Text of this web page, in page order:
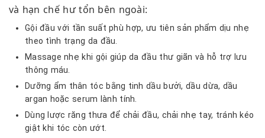
và hạn chế hư tổn bên ngoài:
Gội đầu với tần suất phù hợp, ưu tiên sản phẩm dịu nhẹ
theo tình trạng da đầu.
Massage nhẹ khi gội giúp da đầu thư giãn và hỗ trợ lưu
thông máu.
Dưỡng ẩm thân tóc bằng tinh dầu bưởi, dầu dừa, dầu
argan hoặc serum lành tính.
Dùng lược răng thưa để chải đầu, chải nhẹ tay, tránh kéo
giật khi tóc còn ướt.